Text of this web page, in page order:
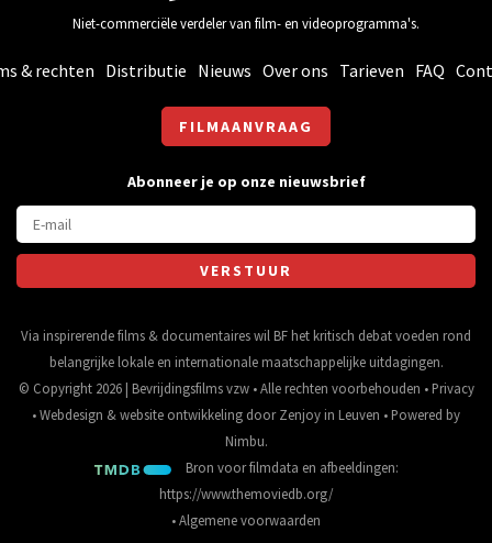
Niet-commerciële verdeler van film- en videoprogramma's.
& rechten Distributie Nieuws Over ons Tarieven FAQ
FILMAANVRAAG
Abonneer je op onze nieuwsbrief
Via inspirerende films & documentaires wil BF het kritisch debat voeden rond
belangrijke lokale en internationale maatschappelijke uitdagingen.
© Copyright 2026 | Bevrijdingsfilms vzw • Alle rechten voorbehouden • Privacy
•Webdesign &website ontwikkeling doorZenjoy in Leuven • Powered by
Nimbu.
Bron voor filmdata en afbeeldingen:
https://www.themoviedb.org/
•Algemene voorwaarden